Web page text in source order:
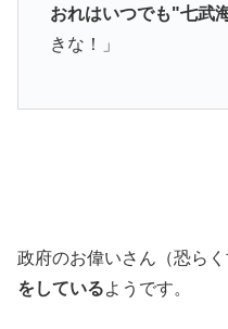
おれはいつでも"七武
きな！」
政府のお偉いさん（恐ら
をしているようです。